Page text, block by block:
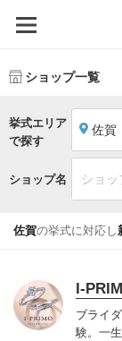
ショップ一覧
挙式エリア
で探す
佐賀
ショップ名
佐賀の挙式に対応し
I-
ブライ
験。一